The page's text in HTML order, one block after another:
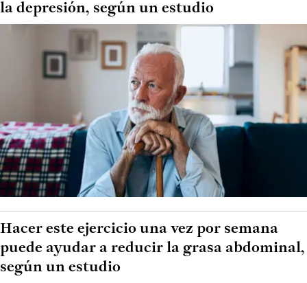
la depresión, según un estudio
Hacer este ejercicio una vez por semana
puede ayudar a reducir la grasa abdominal,
según un estudio